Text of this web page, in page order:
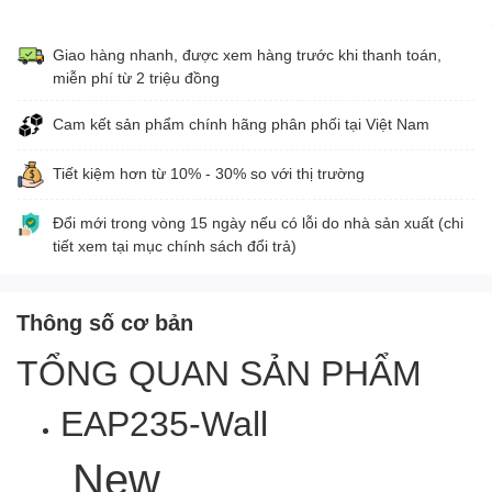
Giao hàng nhanh, được xem hàng trước khi thanh toán,
miễn phí từ 2 triệu đồng
Cam kết sản phẩm chính hãng phân phối tại Việt Nam
Tiết kiệm hơn từ 10% - 30% so với thị trường
Đổi mới trong vòng 15 ngày nếu có lỗi do nhà sản xuất (chi
tiết xem tại mục chính sách đổi trả)
Thông số cơ bản
TỔNG QUAN SẢN PHẨM
EAP235-Wall
New